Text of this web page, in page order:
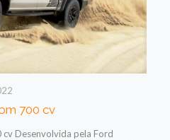
700 cv
Desenvolvida pela Ford